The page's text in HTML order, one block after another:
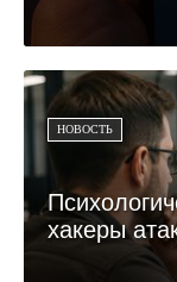
НОВОСТЬ
хакеры